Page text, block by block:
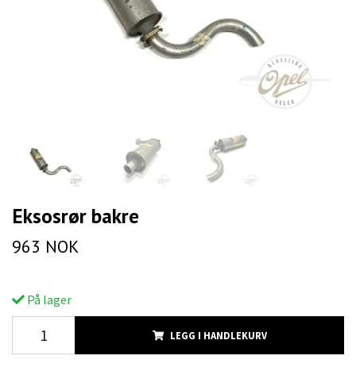
Eksosrør bakre
963 NOK
På lager
LEGG I HANDLEKURV